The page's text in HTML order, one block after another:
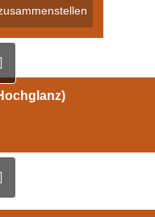
Bild vergrößern
Bild vergrößern